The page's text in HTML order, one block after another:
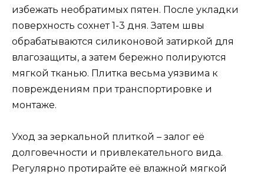
избежать необратимых пятен. После укладки
поверхность сохнет 1-3 дня. Затем швы
обрабатываются силиконовой затиркой для
влагозащиты, а затем бережно полируются
мягкой тканью. Плитка весьма уязвима к
повреждениям при транспортировке и
монтаже.
Уход за зеркальной плиткой – залог её
долговечности и привлекательного вида.
Регулярно протирайте её влажной мягкой